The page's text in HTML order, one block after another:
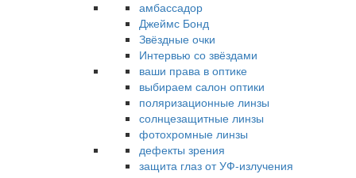
амбассадор
Джеймс Бонд
Звёздные очки
Интервью со звёздами
ваши права в оптике
выбираем салон оптики
поляризационные линзы
солнцезащитные линзы
фотохромные линзы
дефекты зрения
защита глаз от УФ-излучения